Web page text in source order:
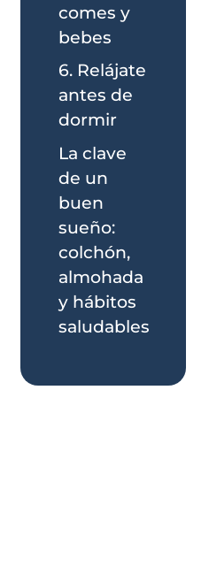
comes y
bebes
6. Relájate
antes de
dormir
La clave
de un
buen
sueño:
colchón,
almohada
y hábitos
saludables